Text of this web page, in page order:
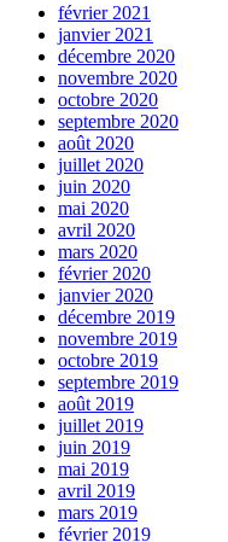
février 2021
janvier 2021
décembre 2020
novembre 2020
octobre 2020
septembre 2020
août 2020
juillet 2020
juin 2020
mai 2020
avril 2020
mars 2020
février 2020
janvier 2020
décembre 2019
novembre 2019
octobre 2019
septembre 2019
août 2019
juillet 2019
juin 2019
mai 2019
avril 2019
mars 2019
février 2019